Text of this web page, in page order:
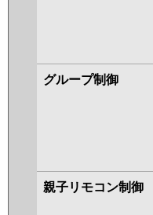
グループ制御
親子リモコン制御